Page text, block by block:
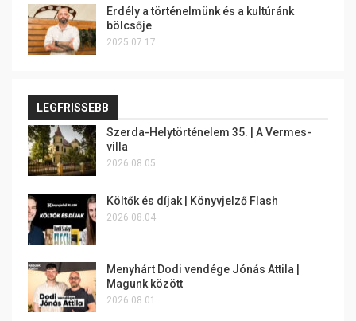
Erdély a történelmünk és a kultúránk
bölcsője
2025.07.17.
LEGFRISSEBB
Szerda-Helytörténelem 35. | A Vermes-
villa
2026.08.05.
Költők és díjak | Könyvjelző Flash
2026.08.04.
Menyhárt Dodi vendége Jónás Attila |
Magunk között
2026.08.01.